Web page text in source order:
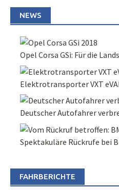
NEWS
Opel Corsa GSi: Für die
Elektrotransporter VXT
Deutscher Autofahrer
Spektakuläre Rückrufe bei
FAHRBERICHTE